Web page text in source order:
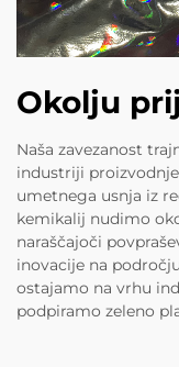
Okolju
Naša zavezanost
industriji
umetnega usnja iz
kemikalij nudimo
naraščajoči
inovacije na
ostajamo na vrhu
podpiramo zeleno